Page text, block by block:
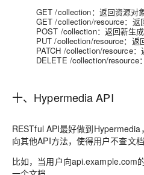
GET /collection：返回资源对
GET /collection/resource：返
POST /collection：返回新生
PUT /collection/resource：返
PATCH /collection/resource
DELETE /collection/resource
十、Hypermedia API
RESTful API最好做到
向其他API方法，使得用户不查文
比如，当用户向api.example.com